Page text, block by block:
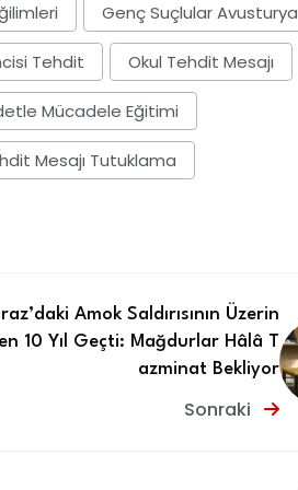
Genç Suçlular Avusturya
Tehdit Okul Tehdit Mesajı
Mücadele Eğitimi
Mesajı Tutuklama
Amok Saldırısının Üzerin
10 Yıl Geçti: Mağdurlar Hâlâ T
azminat Bekliyor
Sonraki